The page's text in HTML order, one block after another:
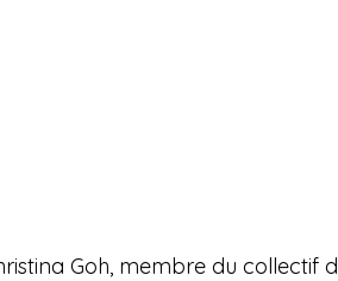
Goh, membre du collectif